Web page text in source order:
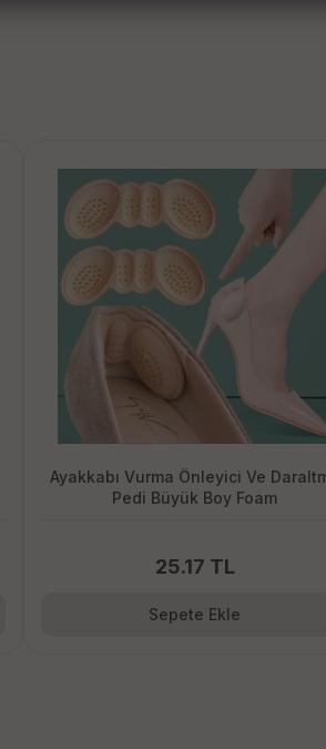
Ayakkabı Vurma Önleyici Ve
Pedi Büyük Boy Foam
25.17 TL
Sepete Ekle